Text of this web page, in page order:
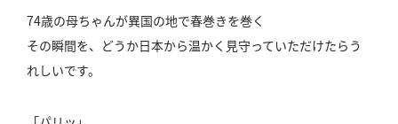
74歳の母ちゃんが異国の地で春巻きを巻く
その瞬間を、どうか日本から温かく見守っていただけたらう
れしいです。